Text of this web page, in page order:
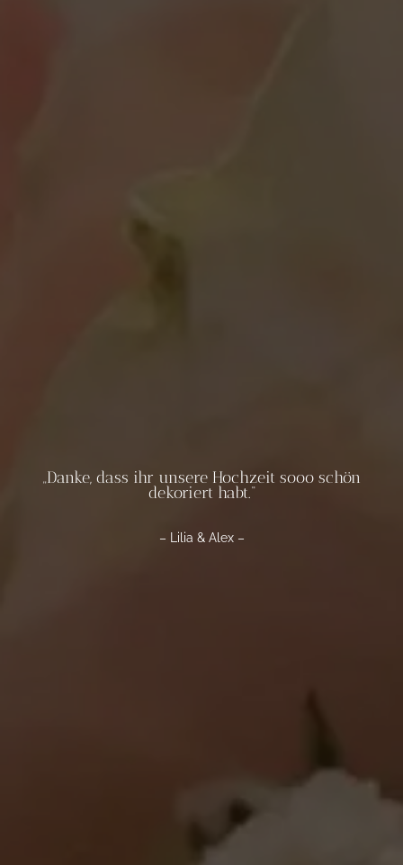
„Danke, dass ihr unsere Hochzeit sooo schön
dekoriert habt.“
– Lilia & Alex –